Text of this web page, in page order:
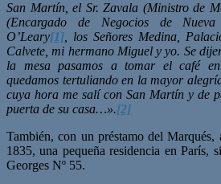
San Martín, el Sr. Zavala (Ministro de
(Encargado de Negocios de
O’Leary[1] , los Señores Medina,
Calvete, mi hermano Miguel y yo. Se
la mesa pasamos a tomar el café
quedamos tertuliando en la mayor
cuya hora me salí con San Martín y de
puerta de su casa…».[2]
También, con un préstamo del
1835, una pequeña residencia en París,
Georges Nº 55.